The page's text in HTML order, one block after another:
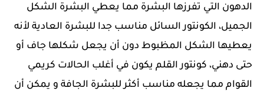
الدهون التي تفرزها البشرة مما يعطي البشرة الشكل
الجميل، الكونتور السائل مناسب جدا للبشرة العادية لأنه
يعطيها الشكل المظبوط دون أن يجعل شكلها جاف أو
حتى دهني، كونتور القلم يكون في أغلب الحالات كريمي
القوام مما يجعله مناسب أكثر للبشرة الجافة و يمكن أن